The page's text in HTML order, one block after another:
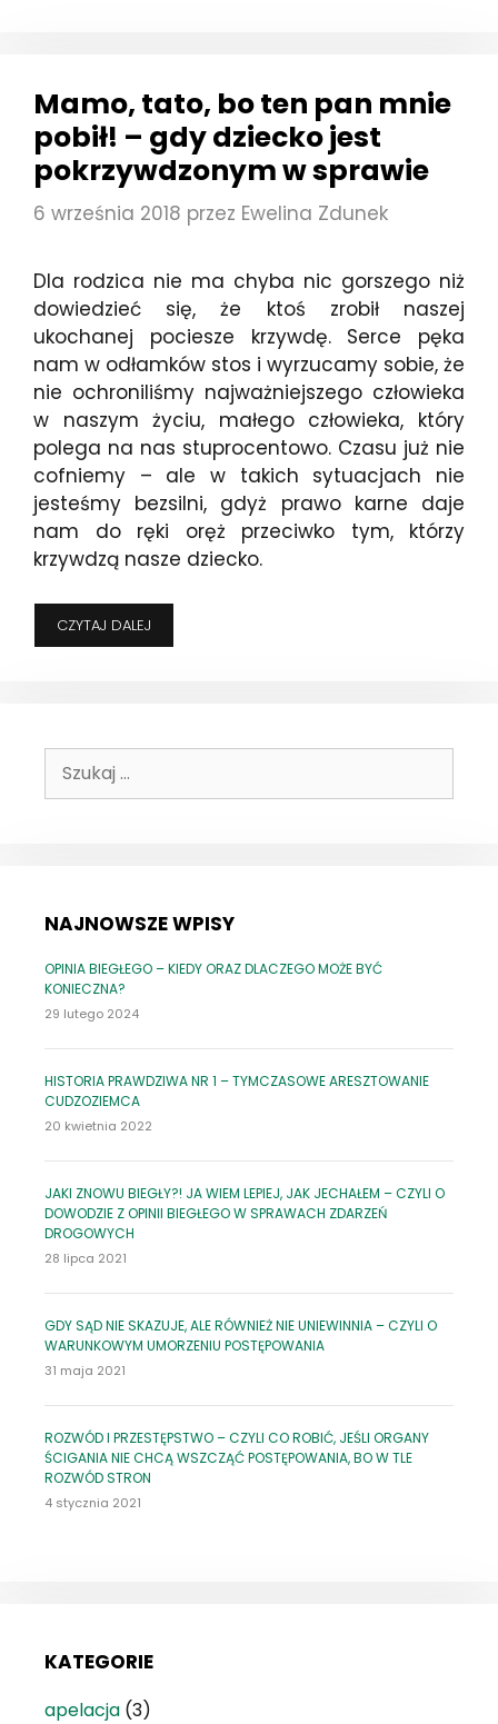
STALKINGU
Mamo, tato, bo ten pan mnie
pobił! – gdy dziecko jest
pokrzywdzonym w sprawie
6 września 2018 przez Ewelina Zdunek
Dla rodzica nie ma chyba nic gorszego niż
dowiedzieć się, że ktoś zrobił naszej
ukochanej pociesze krzywdę. Serce pęka
nam w odłamków stos i wyrzucamy sobie, że
nie ochroniliśmy najważniejszego człowieka
w naszym życiu, małego człowieka, który
polega na nas stuprocentowo. Czasu już nie
cofniemy – ale w takich sytuacjach nie
jesteśmy bezsilni, gdyż prawo karne daje
nam do ręki oręż przeciwko tym, którzy
krzywdzą nasze dziecko.
CZYTAJ DALEJ
TATO,
POBIŁ!
Szukaj:
NAJNOWSZE WPISY
OPINIA BIEGŁEGO – KIEDY ORAZ DLACZEGO MOŻE BYĆ
KONIECZNA?
29 lutego 2024
HISTORIA PRAWDZIWA NR 1 – TYMCZASOWE ARESZTOWANIE
CUDZOZIEMCA
20 kwietnia 2022
JAKI ZNOWU BIEGŁY?! JA WIEM LEPIEJ, JAK JECHAŁEM – CZYLI O
DOWODZIE Z OPINII BIEGŁEGO W SPRAWACH ZDARZEŃ
DROGOWYCH
28 lipca 2021
GDY SĄD NIE SKAZUJE, ALE RÓWNIEŻ NIE UNIEWINNIA – CZYLI O
WARUNKOWYM UMORZENIU POSTĘPOWANIA
31 maja 2021
ROZWÓD I PRZESTĘPSTWO – CZYLI CO ROBIĆ, JEŚLI ORGANY
ŚCIGANIA NIE CHCĄ WSZCZĄĆ POSTĘPOWANIA, BO W TLE
ROZWÓD STRON
4 stycznia 2021
KATEGORIE
apelacja (3)